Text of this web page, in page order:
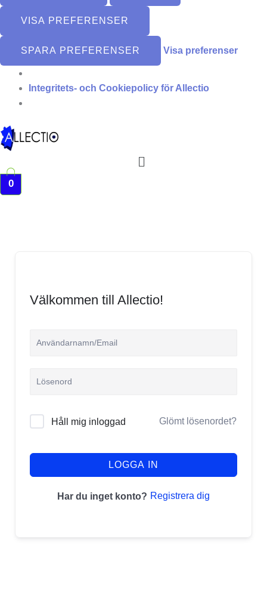
VISA PREFERENSER
SPARA PREFERENSER Visa preferenser
Integritets- och Cookiepolicy för Allectio
Meny
0
Välkommen till Allectio!
Håll mig inloggad Glömt lösenordet?
LOGGA IN
Har du inget konto? Registrera dig